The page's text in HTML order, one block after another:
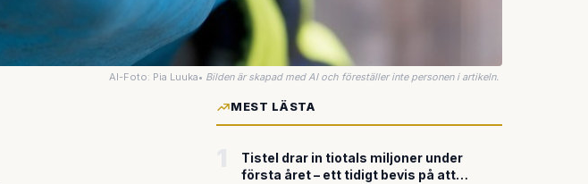
AI-Foto: Pia Luuka• Bilden är skapad med AI och föreställer inte personen i artikeln.
MEST LÄSTA
Tistel drar in tiotals miljoner under
första året – ett tidigt bevis på att